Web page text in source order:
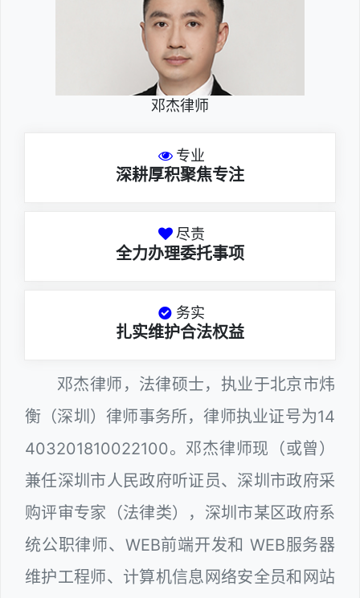
邓杰律师
专业
深耕厚积聚焦专注
尽责
全力办理委托事项
务实
扎实维护合法权益
邓杰律师，法律硕士，执业于北京市炜
衡（深圳）律师事务所，律师执业证号为14
403201810022100。邓杰律师现（或曾）
兼任深圳市人民政府听证员、深圳市政府采
购评审专家（法律类），深圳市某区政府系
统公职律师、WEB前端开发和 WEB服务器
维护工程师、计算机信息网络安全员和网站